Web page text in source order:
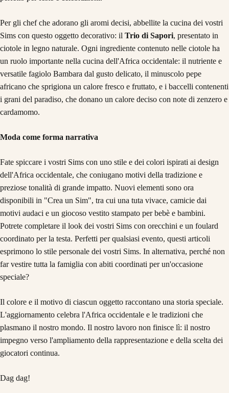
Per gli chef che adorano gli aromi decisi, abbellite la cucina dei vostri
Sims con questo oggetto decorativo: il Trio di Sapori, presentato in
ciotole in legno naturale. Ogni ingrediente contenuto nelle ciotole ha
un ruolo importante nella cucina dell'Africa occidentale: il nutriente e
versatile fagiolo Bambara dal gusto delicato, il minuscolo pepe
africano che sprigiona un calore fresco e fruttato, e i baccelli contenenti
i grani del paradiso, che donano un calore deciso con note di zenzero e
cardamomo.
Moda come forma narrativa
Fate spiccare i vostri Sims con uno stile e dei colori ispirati ai design
dell'Africa occidentale, che coniugano motivi della tradizione e
preziose tonalità di grande impatto. Nuovi elementi sono ora
disponibili in "Crea un Sim", tra cui una tuta vivace, camicie dai
motivi audaci e un giocoso vestito stampato per bebè e bambini.
Potrete completare il look dei vostri Sims con orecchini e un foulard
coordinato per la testa. Perfetti per qualsiasi evento, questi articoli
esprimono lo stile personale dei vostri Sims. In alternativa, perché non
far vestire tutta la famiglia con abiti coordinati per un'occasione
speciale?
Il colore e il motivo di ciascun oggetto raccontano una storia speciale.
L'aggiornamento celebra l'Africa occidentale e le tradizioni che
plasmano il nostro mondo. Il nostro lavoro non finisce lì: il nostro
impegno verso l'ampliamento della rappresentazione e della scelta dei
giocatori continua.
Dag dag!